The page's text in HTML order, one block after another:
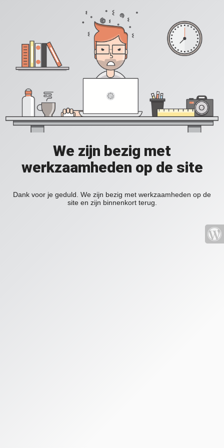
We zijn bezig met
werkzaamheden op de site
Dank voor je geduld. We zijn bezig met werkzaamheden op de
site en zijn binnenkort terug.